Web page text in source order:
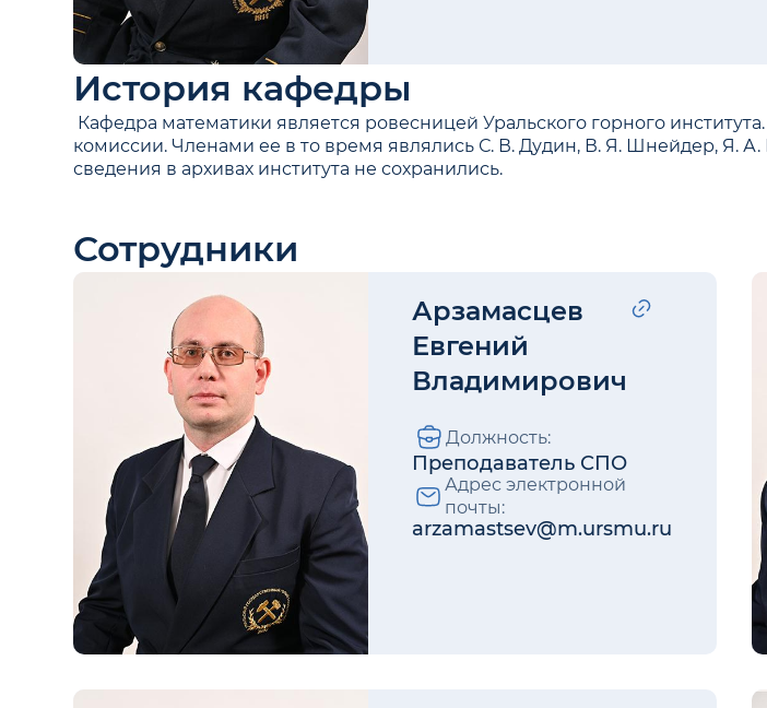
История кафедры
Кафедра математики является ровесницей Уральского горного
комиссии. Членами ее в то время являлись С. В. Дудин, В. Я. Шнейдер, Я.
сведения в архивах института не сохранились.
Сотрудники
Арзамасцев
Евгений
Владимирович
Должность:
Преподаватель СПО
Адрес электронной
почты:
arzamastsev@m.ursmu.ru